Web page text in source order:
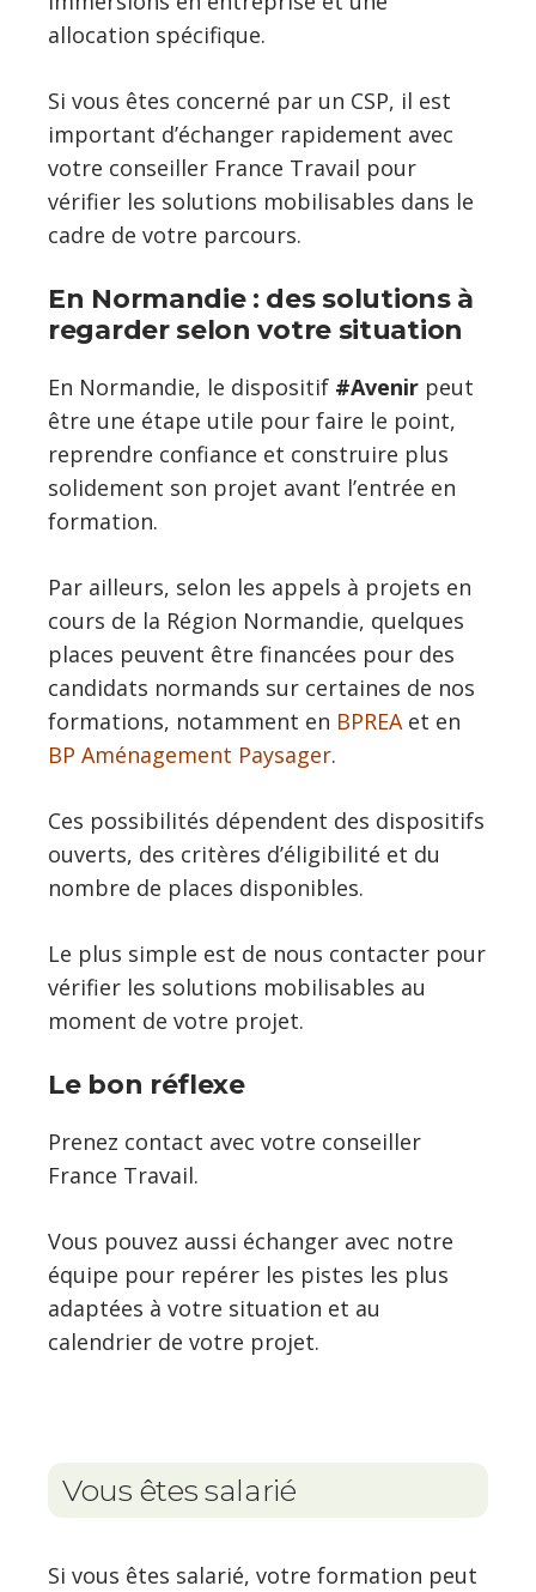
allocation spécifique.
Si vous êtes concerné par un CSP, il est
important d’échanger rapidement avec
votre conseiller France Travail pour
vérifier les solutions mobilisables dans le
cadre de votre parcours.
En Normandie : des solutions à
regarder selon votre situation
En Normandie, le dispositif #Avenir peut
être une étape utile pour faire le point,
reprendre confiance et construire plus
solidement son projet avant l’entrée en
formation.
Par ailleurs, selon les appels à projets en
cours de la Région Normandie, quelques
places peuvent être financées pour des
candidats normands sur certaines de nos
formations, notamment en BPREAet en
BP Aménagement Paysager.
Ces possibilités dépendent des dispositifs
ouverts, des critères d’éligibilité et du
nombre de places disponibles.
Le plus simple est de nous contacter pour
vérifier les solutions mobilisables au
moment de votre projet.
Le bon réflexe
Prenez contact avec votre conseiller
France Travail.
Vous pouvez aussi échanger avec notre
équipe pour repérer les pistes les plus
adaptées à votre situation et au
calendrier de votre projet.
Vous êtes salarié
Si vous êtes salarié, votre formation peut